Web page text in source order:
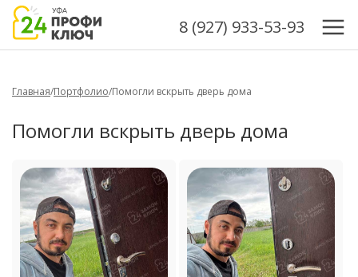
8 (927) 933-53-93
Главная/Портфолио/Помогли вскрыть дверь дома
Помогли вскрыть дверь дома